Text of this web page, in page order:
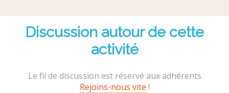
Discussion autour de cette
activité
Le fil de discussion est réservé aux adhérents
Rejoins-nous vite !